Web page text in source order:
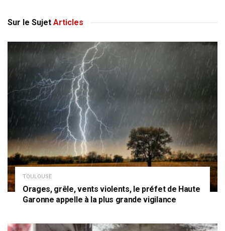
Sur le Sujet Articles
TOULOUSE
Orages, grêle, vents violents, le préfet de Haute
Garonne appelle à la plus grande vigilance